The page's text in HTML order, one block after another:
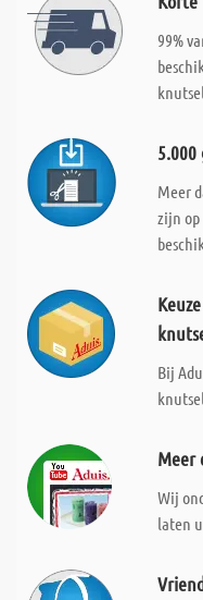
99%
Meer
zijn op
Bij
Meer
Wij
laten